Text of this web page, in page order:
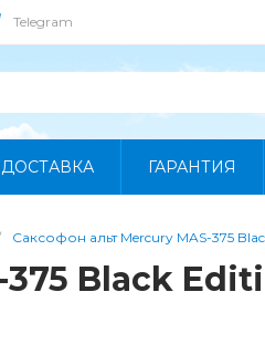
Telegram
ДОСТАВКА ГАРАНТИЯ
Саксофон альт Mercury MAS-375
Black